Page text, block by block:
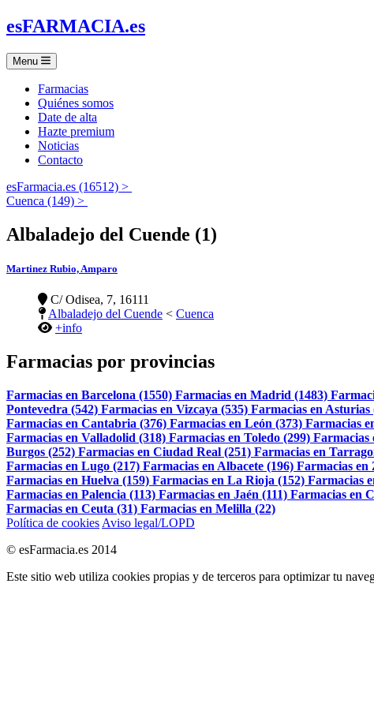
esFARMACIA.es
Menu
Farmacias
Quiénes somos
Date de alta
Hazte premium
Noticias
Contacto
esFarmacia.es (16512) >
Cuenca (149) >
Albaladejo del Cuende (1)
Martinez Rubio, Amparo
C/ Odisea, 7, 16111
Albaladejo del Cuende < Cuenca
+info
Farmacias por provincias
Farmacias en Barcelona (1550) Farmacias en Madrid (1483)
Pontevedra (542) Farmacias en Vizcaya (535) Farmacias en Asturias
Farmacias en Cantabria (376) Farmacias en León (373) Farmacias
Farmacias en Valladolid (318) Farmacias en Toledo (299) Farmacias
Burgos (252) Farmacias en Ciudad Real (251) Farmacias en
Farmacias en Lugo (217) Farmacias en Albacete (196) Farmacias en
Farmacias en Huelva (159) Farmacias en La Rioja (152) Farmacias
Farmacias en Palencia (113) Farmacias en Jaén (111) Farmacias en
Farmacias en Ceuta (31) Farmacias en Melilla (22)
Política de cookies Aviso legal/LOPD
© esFarmacia.es 2014
Este sitio web utiliza cookies propias y de terceros para optimizar tu